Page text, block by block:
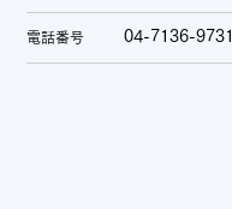
電話番号 04-7136-9731